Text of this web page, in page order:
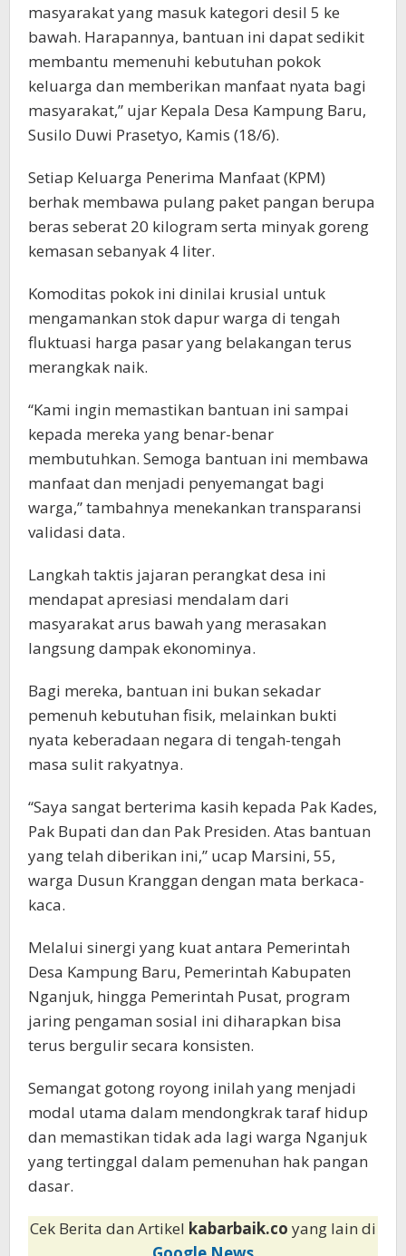
masyarakat yang masuk kategori desil 5 ke
bawah. Harapannya, bantuan ini dapat sedikit
membantu memenuhi kebutuhan pokok
keluarga dan memberikan manfaat nyata bagi
masyarakat,” ujar Kepala Desa Kampung Baru,
Susilo Duwi Prasetyo, Kamis (18/6).
Setiap Keluarga Penerima Manfaat (KPM)
berhak membawa pulang paket pangan berupa
beras seberat 20 kilogram serta minyak goreng
kemasan sebanyak 4 liter.
Komoditas pokok ini dinilai krusial untuk
mengamankan stok dapur warga di tengah
fluktuasi harga pasar yang belakangan terus
merangkak naik.
“Kami ingin memastikan bantuan ini sampai
kepada mereka yang benar-benar
membutuhkan. Semoga bantuan ini membawa
manfaat dan menjadi penyemangat bagi
warga,” tambahnya menekankan transparansi
validasi data.
Langkah taktis jajaran perangkat desa ini
mendapat apresiasi mendalam dari
masyarakat arus bawah yang merasakan
langsung dampak ekonominya.
Bagi mereka, bantuan ini bukan sekadar
pemenuh kebutuhan fisik, melainkan bukti
nyata keberadaan negara di tengah-tengah
masa sulit rakyatnya.
“Saya sangat berterima kasih kepada Pak Kades,
Pak Bupati dan dan Pak Presiden. Atas bantuan
yang telah diberikan ini,” ucap Marsini, 55,
warga Dusun Kranggan dengan mata berkaca-
kaca.
Melalui sinergi yang kuat antara Pemerintah
Desa Kampung Baru, Pemerintah Kabupaten
Nganjuk, hingga Pemerintah Pusat, program
jaring pengaman sosial ini diharapkan bisa
terus bergulir secara konsisten.
Semangat gotong royong inilah yang menjadi
modal utama dalam mendongkrak taraf hidup
dan memastikan tidak ada lagi warga Nganjuk
yang tertinggal dalam pemenuhan hak pangan
dasar.
Cek Berita dan Artikel kabarbaik.co yang lain di